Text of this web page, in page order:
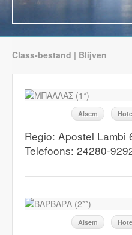
Class-bestand | Blijven
Alsem
Regio: Apostel Lambi
Telefoons: 24280-
Alsem